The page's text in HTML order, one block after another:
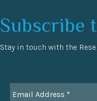
Subscribe
Stay in touch with the